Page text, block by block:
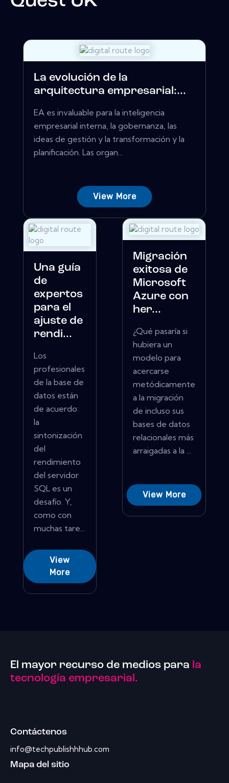
La evolución de la
arquitectura empresarial:...
EA es invaluable para la inteligencia
empresarial interna, la gobernanza, las
ideas de gestión y la transformación y la
planificación. Las organ...
View More
Una guía
de
expertos
para el
ajuste de
rendi...
Los
profesionales
de la base de
datos están
de acuerdo:
la
sintonización
del
rendimiento
del servidor
SQL es un
desafío. Y,
como con
muchas tare...
View
More
Migración
exitosa de
Microsoft
Azure con
her...
¿Qué pasaría si
hubiera un
modelo para
acercarse
metódicamente
a la migración
de incluso sus
bases de datos
relacionales más
arraigadas a la ...
View More
El mayor recurso de medios para la
tecnología empresarial.
Contáctenos
info@techpublishhhub.com
Mapa del sitio